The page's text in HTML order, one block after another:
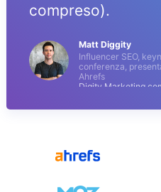
compreso).
Matt Diggity
Influencer SEO,
conferenza,
Ahrefs
Digity